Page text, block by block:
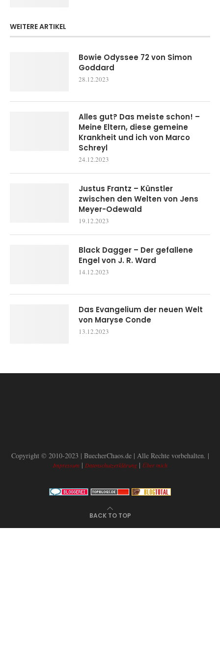
WEITERE ARTIKEL
Bowie Odyssee 72 von Simon
Goddard
28.12.2023
Alles gut? Das meiste schon! –
Meine Eltern, diese gemeine
Krankheit und ich von Marco
Schreyl
24.12.2023
Justus Frantz – Künstler
zwischen den Welten von Jens
Meyer-Odewald
19.12.2023
Black Dagger – Der gefallene
Engel von J. R. Ward
14.12.2023
Das Evangelium der neuen Welt
von Maryse Conde
13.12.2023
Copyright © 2010-2023 | BuecherChaos.de | Alle Rechte vorbehalten. |
Impressum | Datenschutzerklärung| Über mich
BACK TO TOP